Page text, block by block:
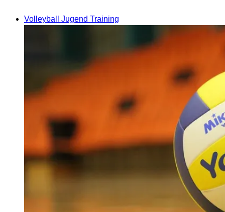
Volleyball Jugend Training